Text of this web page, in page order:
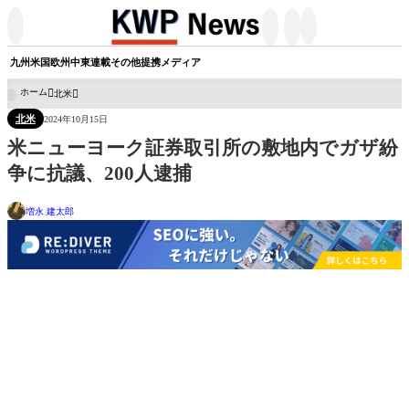
九州米国欧州中東連載その他提携メディア
ホーム 北米
北米 2024年10月15日
米ニューヨーク証券取引所の敷地内でガザ紛
争に抗議、200人逮捕
増永 建太郎